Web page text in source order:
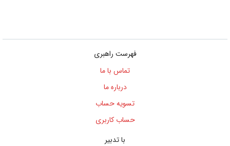
فهرست راهبری
تماس با ما
درباره ما
تسویه حساب
حساب کاربری
با تدبیر